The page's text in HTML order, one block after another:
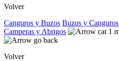
Volver
Canguros y Buzos Buzos y Canguros
Camperas y Abrigos
Volver